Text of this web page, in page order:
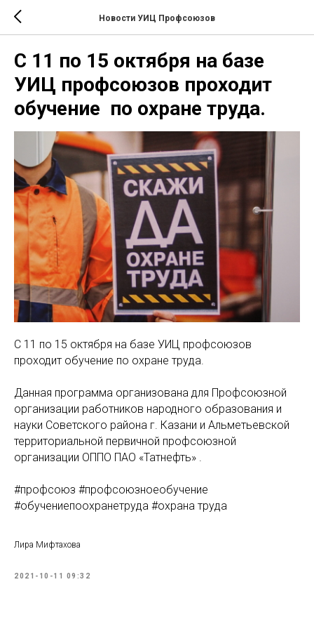
Новости УИЦ Профсоюзов
С 11 по 15 октября на базе
УИЦ профсоюзов проходит
обучение по охране труда.
С 11 по 15 октября на базе УИЦ профсоюзов
проходит обучение по охране труда.
Данная программа организована для Профсоюзной
организации работников народного образования и
науки Советского района г. Казани и Альметьевской
территориальной первичной профсоюзной
организации ОППО ПАО «Татнефть» .
#профсоюз #профсоюзноеобучение
#обучениепоохранетруда #охрана труда
Лира Мифтахова
2021-10-11 09:32